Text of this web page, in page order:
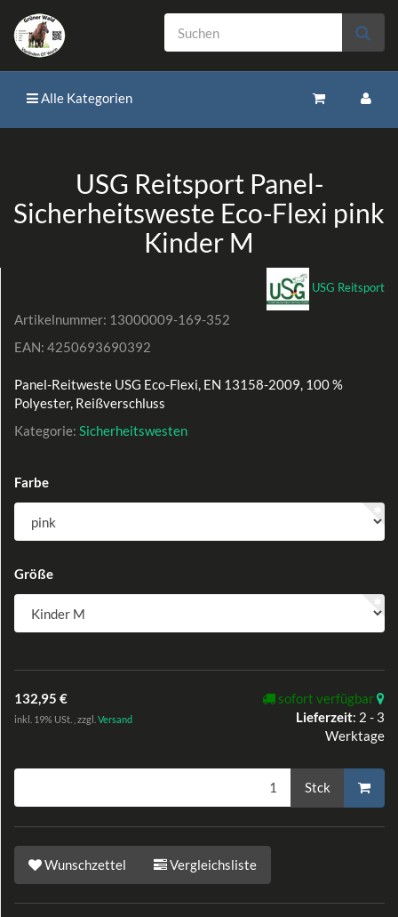
Alle Kategorien
USG Reitsport Panel-
Sicherheitsweste Eco-Flexi pink
Kinder M
USG Reitsport
Artikelnummer: 13000009-169-352
EAN: 4250693690392
Panel-Reitweste USG Eco-Flexi, EN 13158-2009, 100 %
Polyester, Reißverschluss
Kategorie: Sicherheitswesten
Farbe
Größe
132,95 €
inkl. 19% USt. , zzgl. Versand
sofort verfügbar
Lieferzeit: 2 - 3
Werktage
Stck
Wunschzettel Vergleichsliste